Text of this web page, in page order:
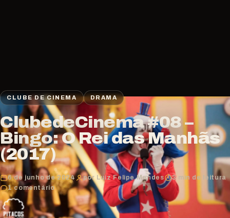
CLUBE DE CINEMA DRAMA
ClubedeCinema #08 –
Bingo: O Rei das Manhãs
(2017)
6 de junho de 2024 por Luiz Felipe Mendes
3 min de leitura
1 comentário